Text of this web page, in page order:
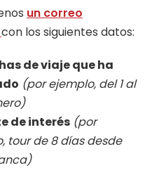
un correo
con los siguientes datos:
de viaje que ha
(por ejemplo, del 1 al
de interés (por
tour de 8 días desde